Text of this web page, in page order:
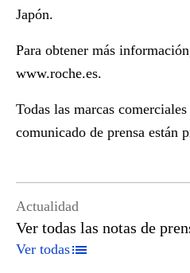
Japón.
Para obtener más
www.roche.es.
Todas las marcas
comunicado de prensa están
Actualidad
Ver todas las notas de
Ver todas